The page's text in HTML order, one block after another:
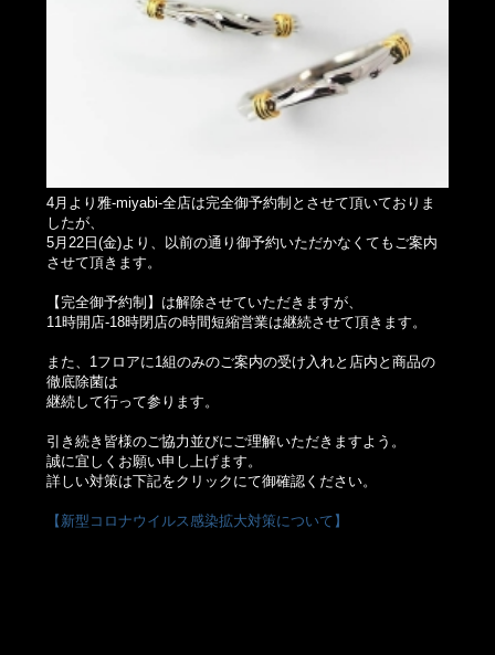
4月より雅-miyabi-全店は完全御予約制とさせて頂いておりま
したが、
5月22日(金)より、以前の通り御予約いただかなくてもご案内
させて頂きます。
【完全御予約制】は解除させていただきますが、
11時開店-18時閉店の時間短縮営業は継続させて頂きます。
また、1フロアに1組のみのご案内の受け入れと店内と商品の
徹底除菌は
継続して行って参ります。
引き続き皆様のご協力並びにご理解いただきますよう。
誠に宜しくお願い申し上げます。
詳しい対策は下記をクリックにて御確認ください。
【新型コロナウイルス感染拡大対策について】